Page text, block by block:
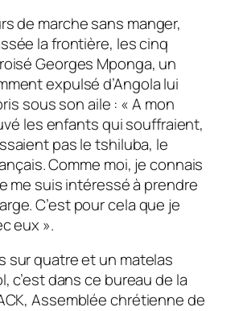
de marche sans manger,
la frontière, les cinq
Georges Mponga, un
expulsé d’Angola lui
sous son aile : «A mon
les enfants qui souffraient,
pas le tshiluba, le
Comme moi, je connais
me suis intéressé à prendre
C’est pour cela que je
eux ».
sur quatre et un matelas
c’est dans ce bureau de la
Assemblée chrétienne de